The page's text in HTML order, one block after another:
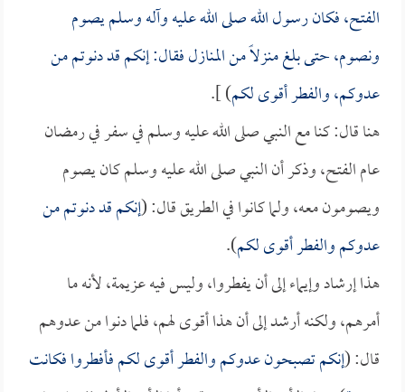
الفتح، فكان رسول الله صلى الله عليه وآله وسلم يصوم
ونصوم، حتى بلغ منزلاً من المنازل فقال: إنكم قد دنوتم من
عدوكم، والفطر أقوى لكم) ].
هنا قال: كنا مع النبي صلى الله عليه وسلم في سفر في رمضان
عام الفتح، وذكر أن النبي صلى الله عليه وسلم كان يصوم
ويصومون معه، ولما كانوا في الطريق قال: (إنكم قد دنوتم من
عدوكم والفطر أقوى لكم).
هذا إرشاد وإيماء إلى أن يفطروا، وليس فيه عزيمة، لأنه ما
أمرهم، ولكنه أرشد إلى أن هذا أقوى لهم، فلما دنوا من عدوهم
قال: (إنكم تصبحون عدوكم والفطر أقوى لكم فأفطروا فكانت